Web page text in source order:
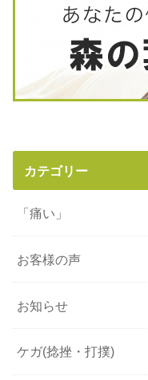
カテゴリー
「痛い」
お客様の声
お知らせ
ケガ(捻挫・打撲)